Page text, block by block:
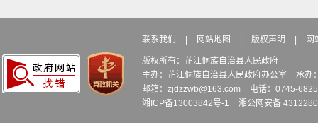
联系我们 网站地图 版权声明 网
版权所有：芷江侗族自治县人民政府
主办：芷江侗族自治县人民政府办公室
承办
邮箱：zjdzzwb@163.com
电话：0745-
湘ICP备13003842号-1
湘公网安备